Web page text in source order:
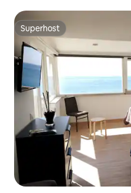
Superhost
Superhost